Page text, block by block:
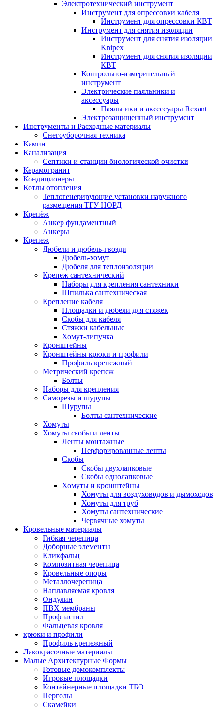
Электротехнический инструмент
Инструмент для опрессовки кабеля
Инструмент для опрессовки КВТ
Инструмент для снятия изоляции
Инструмент для снятия изоляции
Knipex
Инструмент для снятия изоляции
КВТ
Контрольно-измерительный
инструмент
Электрические паяльники и
аксессуары
Паяльники и аксессуары Rexant
Электрозащищенный инструмент
Инструменты и Расходные материалы
Снегоуборочная техника
Камин
Канализация
Септики и станции биологической очистки
Керамогранит
Кондиционеры
Котлы отопления
Теплогенерирующие установки наружного
размещения ТГУ НОРД
Крепёж
Анкер фундаментный
Анкеры
Крепеж
Дюбели и дюбель-гвозди
Дюбель-хомут
Дюбеля для теплоизоляции
Крепеж сантехнический
Наборы для крепления сантехники
Шпилька сантехническая
Крепление кабеля
Площадки и дюбели для стяжек
Скобы для кабеля
Стяжки кабельные
Хомут-липучка
Кронштейны
Кронштейны крюки и профили
Профиль крепежный
Метрический крепеж
Болты
Наборы для крепления
Саморезы и шурупы
Шурупы
Болты сантехнические
Хомуты
Хомуты скобы и ленты
Ленты монтажные
Перфорированные ленты
Скобы
Скобы двухлапковые
Скобы однолапковые
Хомуты и кронштейны
Хомуты для воздуховодов и дымоходов
Хомуты для труб
Хомуты сантехнические
Червячные хомуты
Кровельные материалы
Гибкая черепица
Доборные элементы
Кликфальц
Композитная черепица
Кровельные опоры
Металлочерепица
Наплавляемая кровля
Ондулин
ПВХ мембраны
Профнастил
Фальцевая кровля
крюки и профили
Профиль крепежный
Лакокрасочные материалы
Малые Архитектурные Формы
Готовые домокомплекты
Игровые площадки
Контейнерные площадки ТБО
Перголы
Скамейки